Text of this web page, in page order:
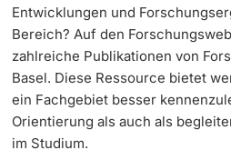
Entwicklungen und
Bereich? Auf den
zahlreiche Publikationen von
Basel. Diese Ressource bietet
ein Fachgebiet besser
Orientierung als auch als
im Studium.